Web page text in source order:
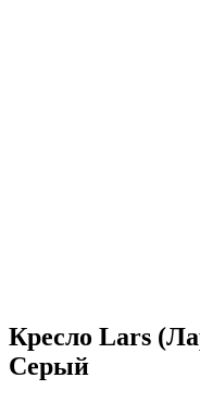
Кресло Lars
Серый